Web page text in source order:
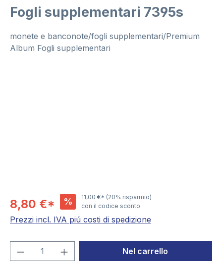
Fogli supplementari 7395s
monete e banconote/fogli supplementari/Premium
Album Fogli supplementari
8,80 €* % 11,00 €* (20% risparmio)
con il codice sconto
Prezzi incl. IVA piú costi di spedizione
Quantità del prodotto: inserisci la
Nel carrello